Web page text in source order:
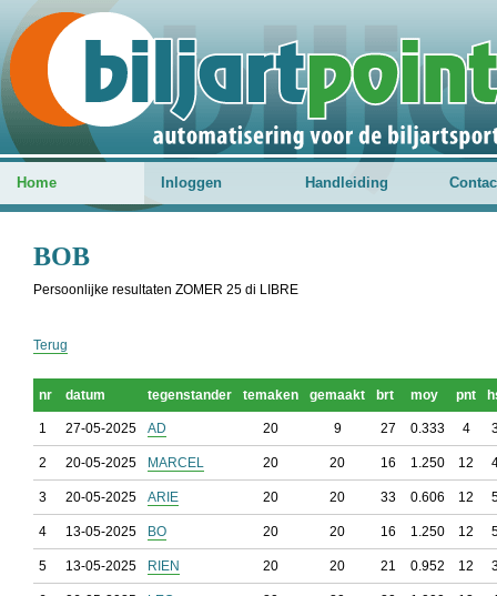
Home Inloggen Handleiding
BOB
Persoonlijke resultaten ZOMER 25 di LIBRE
Terug
nr datum tegenstander temaken gemaakt brt moy pnt
1 27-05-2025 AD 20 9 27 0.333 4
2 20-05-2025 MARCEL 20 20 16 1.250 12
3 20-05-2025 ARIE 20 20 33 0.606 12
4 13-05-2025 BO 20 20 16 1.250 12
5 13-05-2025 RIEN 20 20 21 0.952 12